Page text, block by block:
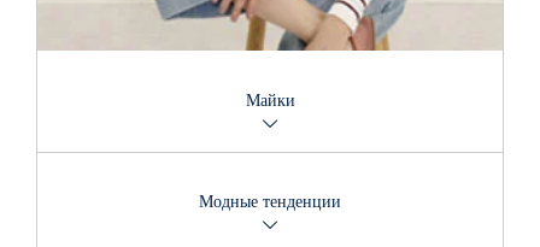
Майки
Может быть, вам нужна совсем простая и классическая
модель майки? Майки – мастера разнообразия.
Модные тенденции